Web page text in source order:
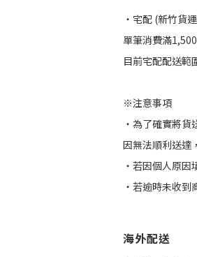
・宅配 (新竹貨
單筆消費滿
目前宅配配送範
※注意事項
・為了確實將
因無法順利送達
・若因個人原
・若逾時未收到
海外配送